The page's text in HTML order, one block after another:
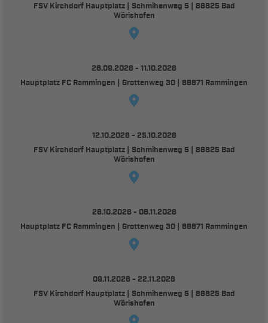
FSV Kirchdorf Hauptplatz | Schmihenweg 5 | 86825 Bad
Wörishofen
28.09.2026 - 11.10.2026
Hauptplatz FC Rammingen | Grottenweg 30 | 86871 Rammingen
12.10.2026 - 25.10.2026
FSV Kirchdorf Hauptplatz | Schmihenweg 5 | 86825 Bad
Wörishofen
26.10.2026 - 08.11.2026
Hauptplatz FC Rammingen | Grottenweg 30 | 86871 Rammingen
09.11.2026 - 22.11.2026
FSV Kirchdorf Hauptplatz | Schmihenweg 5 | 86825 Bad
Wörishofen